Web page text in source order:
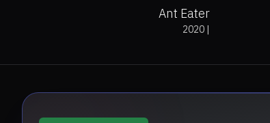
Ant Eater
|
2020